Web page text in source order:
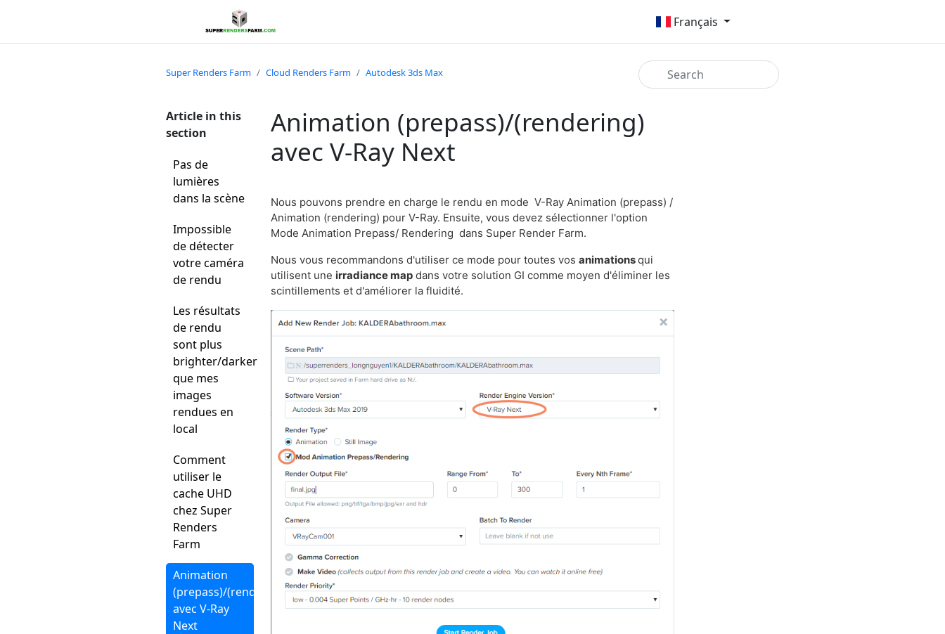
Français
Super Renders Farm Cloud Renders Farm Autodesk 3ds Max
Article in this
section
Pas de
lumières
dans la scène
Impossible
de détecter
votre caméra
de rendu
Les résultats
de rendu
sont plus
brighter/darker
que mes
images
rendues en
local
Comment
utiliser le
cache UHD
chez Super
Renders
Farm
Animation
(prepass)/(rendering)
avec V-Ray
Next
Animation (prepass)/(rendering)
avec V-Ray Next
Nous pouvons prendre en charge le rendu en mode V-Ray Animation (prepass) /
Animation (rendering) pour V-Ray. Ensuite, vous devez sélectionner l'option
Mode Animation Prepass/ Rendering dans Super Render Farm.
Nous vous recommandons d'utiliser ce mode pour toutes vosanimationsqui
utilisent une irradiance map dans votre solution GI comme moyen d'éliminer les
scintillements et d'améliorer la fluidité.